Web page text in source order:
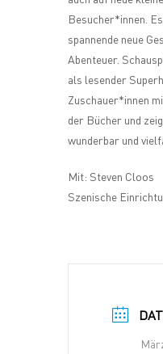
Besucher*innen.
spannende neue
Abenteuer.
als lesender
Zuschauer*innen
der Bücher und
wunderbar und
Mit: Steven Cloos
Szenische